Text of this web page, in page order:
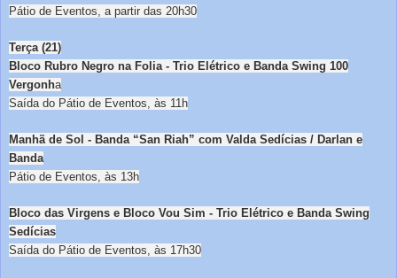
Pátio de Eventos, a partir das 20h30
Terça (21)
Bloco Rubro Negro na Folia - Trio Elétrico e Banda Swing 100
Vergonha
Saída do Pátio de Eventos, às 11h
Manhã de Sol - Banda “San Riah” com Valda Sedícias / Darlan e
Banda
Pátio de Eventos, às 13h
Bloco das Virgens e Bloco Vou Sim - Trio Elétrico e Banda Swing
Sedícias
Saída do Pátio de Eventos, às 17h30